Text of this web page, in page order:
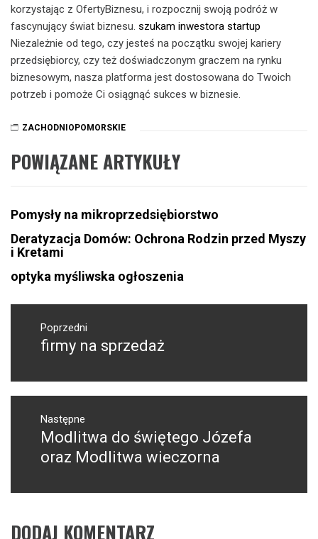
korzystając z OfertyBiznesu, i rozpocznij swoją podróż w
fascynujący świat biznesu. szukam inwestora startup
Niezależnie od tego, czy jesteś na początku swojej kariery
przedsiębiorcy, czy też doświadczonym graczem na rynku
biznesowym, nasza platforma jest dostosowana do Twoich
potrzeb i pomoże Ci osiągnąć sukces w biznesie.
ZACHODNIOPOMORSKIE
POWIĄZANE ARTYKUŁY
Pomysły na mikroprzedsiębiorstwo
Deratyzacja Domów: Ochrona Rodzin przed Myszy
i Kretami
optyka myśliwska ogłoszenia
Nawigacja
wpisuPoprzedni
Poprzedni
firmy na sprzedaż
Następne
Następny
post:
Modlitwa do świętego Józefa
oraz Modlitwa wieczorna
DODAJ KOMENTARZ